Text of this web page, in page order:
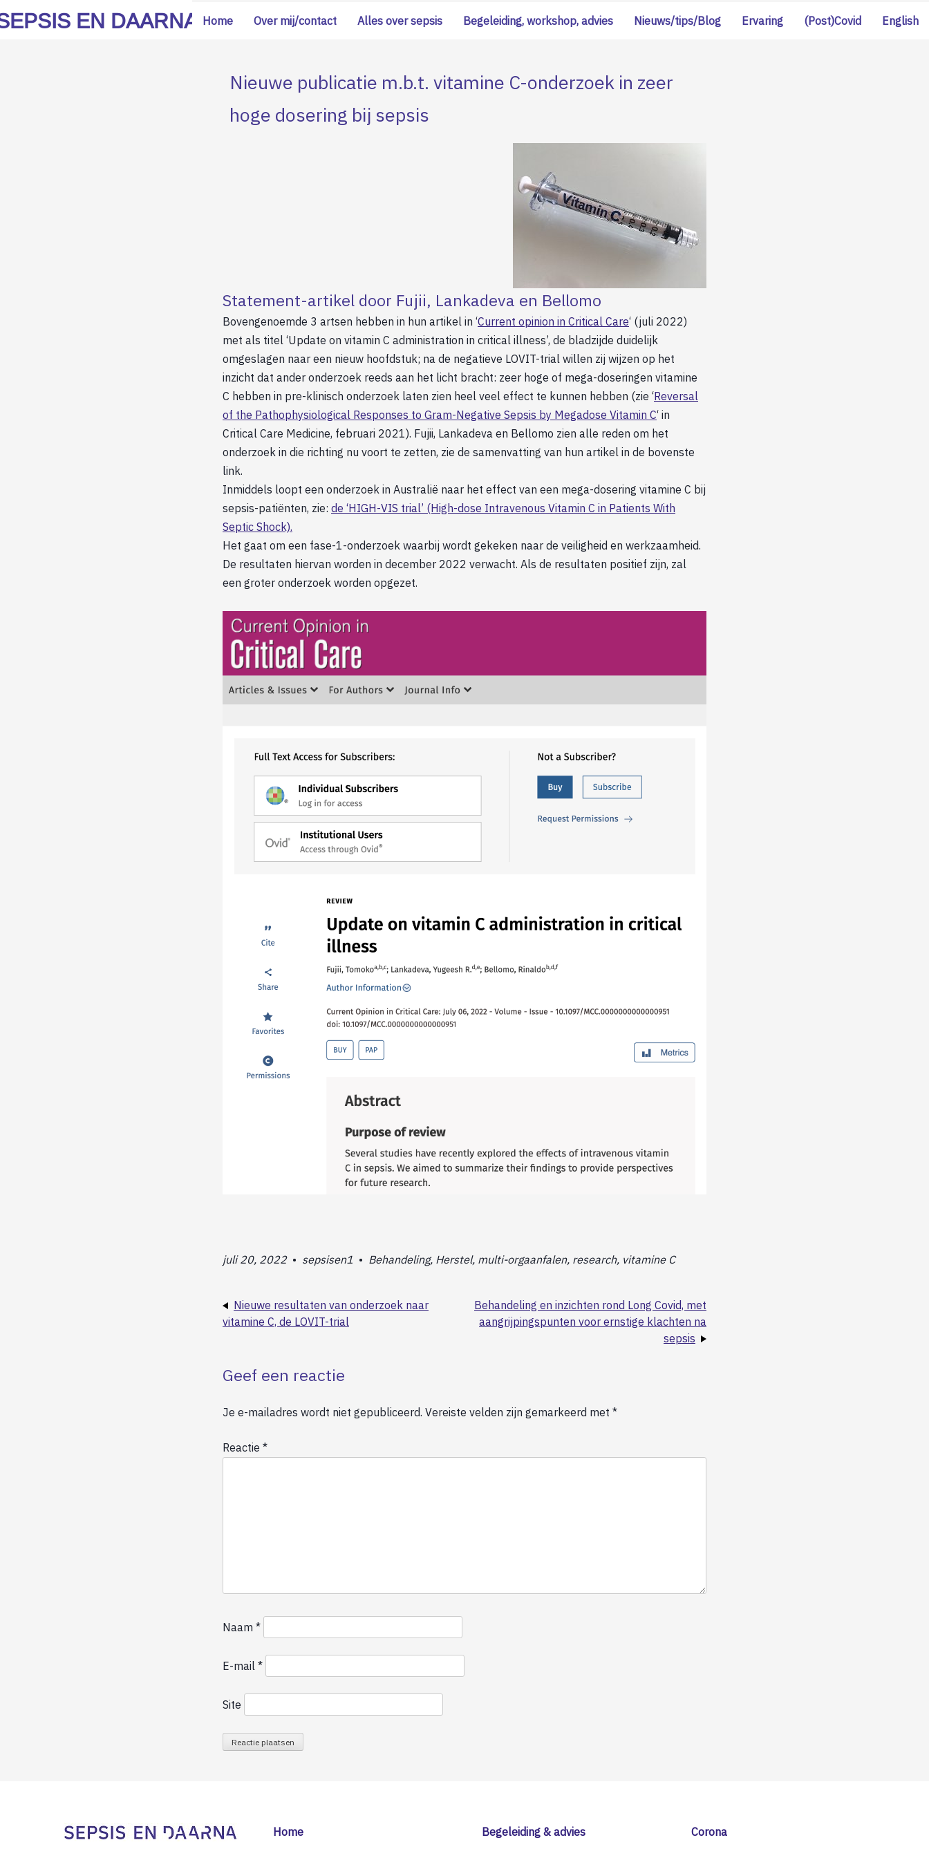
Nieuwe publicatie m.b.t. vitamine C-onderzoek in zeer
hoge dosering bij sepsis
Statement-artikel door Fujii, Lankadeva en Bellomo
Bovengenoemde 3 artsen hebben in hun artikel in ‘Current opinion in Critical Care‘ (juli 2022)
met als titel ‘Update on vitamin C administration in critical illness’, de bladzijde duidelijk
omgeslagen naar een nieuw hoofdstuk; na de negatieve LOVIT-trial willen zij wijzen op het
inzicht dat ander onderzoek reeds aan het licht bracht: zeer hoge of mega-doseringen vitamine
C hebben in pre-klinisch onderzoek laten zien heel veel effect te kunnen hebben (zie ‘Reversal
of the Pathophysiological Responses to Gram-Negative Sepsis by Megadose Vitamin C‘ in
Critical Care Medicine, februari 2021). Fujii, Lankadeva en Bellomo zien alle reden om het
onderzoek in die richting nu voort te zetten, zie de samenvatting van hun artikel in de bovenste
link.
Inmiddels loopt een onderzoek in Australië naar het effect van een mega-dosering vitamine C bij
sepsis-patiënten, zie: de ‘HIGH-VIS trial’ (High-dose Intravenous Vitamin C in Patients With
Septic Shock).
Het gaat om een fase-1-onderzoek waarbij wordt gekeken naar de veiligheid en werkzaamheid.
De resultaten hiervan worden in december 2022 verwacht. Als de resultaten positief zijn, zal
een groter onderzoek worden opgezet.
juli 20, 2022 • sepsisen1 • Behandeling, Herstel, multi-orgaanfalen, research, vitamine C
Nieuwe resultaten van onderzoek naar
vitamine C, de LOVIT-trial
Behandeling en inzichten rond Long Covid, met
aangrijpingspunten voor ernstige klachten na
sepsis
Geef een reactie
Je e-mailadres wordt niet gepubliceerd. Vereiste velden zijn gemarkeerd met *
Reactie *
Naam *
E-mail *
Site
EN DAARNA Home Over mij/contact Alles over sepsis Begeleiding, workshop, advies Nieuws/tips/Blog Ervaring (Post)Covid English
Home Begeleiding & advies Corona